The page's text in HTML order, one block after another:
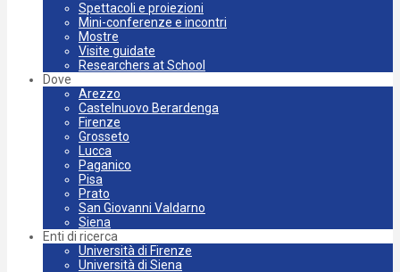
Spettacoli e proiezioni
Mini-conferenze e incontri
Mostre
Visite guidate
Researchers at School
Dove
Arezzo
Castelnuovo Berardenga
Firenze
Grosseto
Lucca
Paganico
Pisa
Prato
San Giovanni Valdarno
Siena
Enti di ricerca
Università di Firenze
Università di Siena